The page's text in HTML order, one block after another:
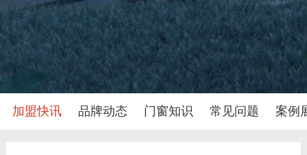
加盟快讯 品牌动态 门窗知识 常见问题 案例